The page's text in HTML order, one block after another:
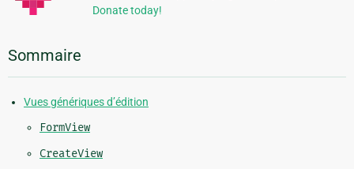
Donate today!
Sommaire
Vues génériques d’édition
FormView
CreateView